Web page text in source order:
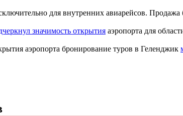
для внутренних авиарейсов.
значимость открытия аэропорта для
аэропорта бронирование туров в Геленджик